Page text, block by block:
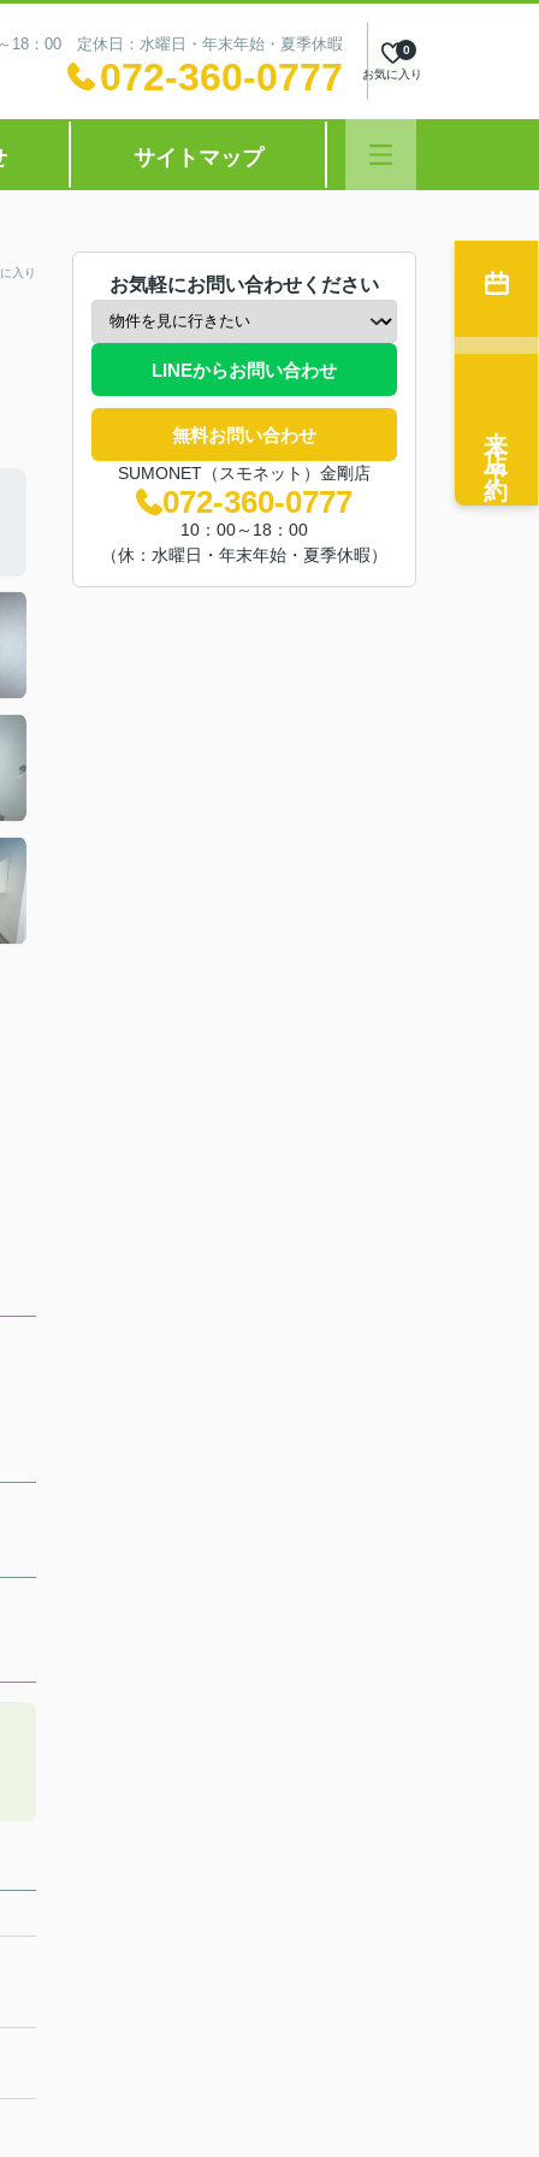
18：00 定休日：水曜日・年末年始・夏季休暇
072-360-0777 お気に入り
0
サイトマップ
入り
お気軽にお問い合わせください
LINEからお問い合わせ
無料お問い合わせ
SUMONET（スモネット）金剛店
072-360-0777
10：00～18：00
（休：水曜日・年末年始・夏季休暇）
来店予約